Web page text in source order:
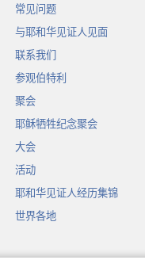
常见问题
与耶和华见证人见面
联系我们
参观伯特利
聚会
耶稣牺牲纪念聚会
大会
活动
耶和华见证人经历集锦
世界各地